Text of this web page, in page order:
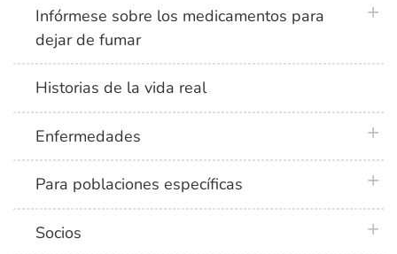
Infórmese sobre los medicamentos para
dejar de fumar
Historias de la vida real
Enfermedades
Para poblaciones específicas
Socios